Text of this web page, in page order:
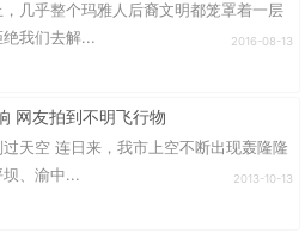
几乎整个玛雅人后裔文明都笼罩着一层
我们去解...
2016-08-13
网友拍到不明飞行物
天空 连日来，我市上空不断出现轰隆隆
、渝中...
2013-10-13